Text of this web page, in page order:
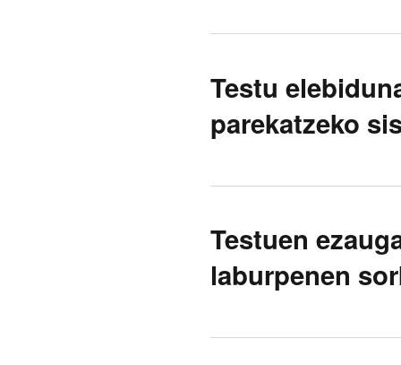
Testu
parekatzeko
Testuen
laburpenen